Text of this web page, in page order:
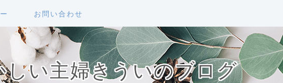
お問い合わせ
しい主婦きういのブログ